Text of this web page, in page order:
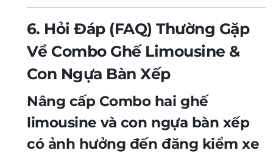
6. Hỏi Đáp (FAQ) Thường Gặp
Về Combo Ghế Limousine &
Con Ngựa Bàn Xếp
Nâng cấp Combo hai ghế
limousine và con ngựa bàn xếp
có ảnh hưởng đến đăng kiểm xe